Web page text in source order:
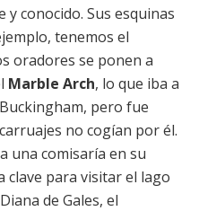
y conocido. Sus esquinas
tenemos el
oradores se ponen a
Marble Arch, lo que iba a
pero fue
no cogían por él.
una comisaría en su
clave para visitar el lago
de Gales, el